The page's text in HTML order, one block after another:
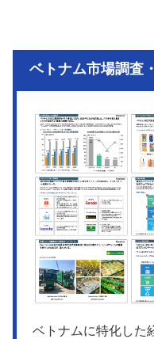
ベトナム市場調査
ベトナムに特化した